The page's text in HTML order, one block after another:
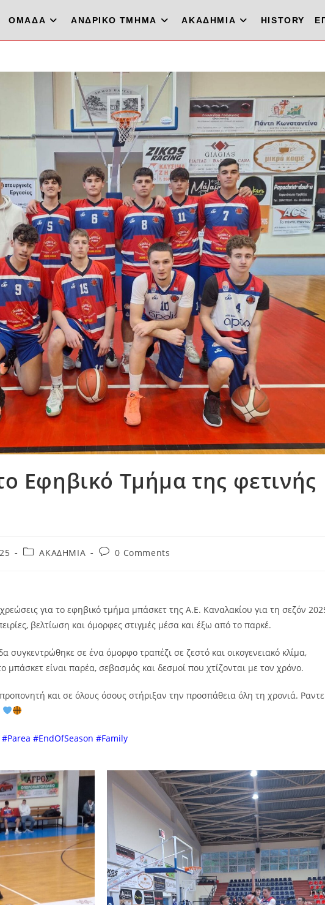
ΟΜΑΔΑ ΑΝΔΡΙΚΟ ΤΜΗΜΑ ΑΚΑΔΗΜΙΑ HISTORY
Εφηβικό Τμήμα της φετινής
ΑΚΑΔΗΜΙΑ 0 Comments
για το εφηβικό τμήμα μπάσκετ της Α.Ε. Καναλακίου για τη σεζόν
βελτίωση και όμορφες στιγμές μέσα και έξω από το παρκέ.
συγκεντρώθηκε σε ένα όμορφο τραπέζι σε ζεστό και οικογενειακό κλίμα,
μπάσκετ είναι παρέα, σεβασμός και δεσμοί που χτίζονται με τον χρόνο.
και σε όλους όσους στήριξαν την προσπάθεια όλη τη χρονιά.
#EndOfSeason #Family